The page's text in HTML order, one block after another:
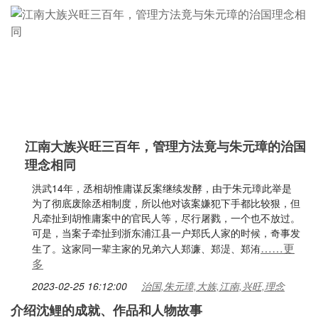
江南大族兴旺三百年，管理方法竟与朱元璋的治国
理念相同
洪武14年，丞相胡惟庸谋反案继续发酵，由于朱元璋此举是
为了彻底废除丞相制度，所以他对该案嫌犯下手都比较狠，但
凡牵扯到胡惟庸案中的官民人等，尽行屠戮，一个也不放过。
可是，当案子牵扯到浙东浦江县一户郑氏人家的时候，奇事发
生了。这家同一辈主家的兄弟六人郑濂、郑湜、郑洧……更
多
2023-02-25 16:12:00 治国,朱元璋,大族,江南,兴旺,理念
介绍沈鲤的成就、作品和人物故事